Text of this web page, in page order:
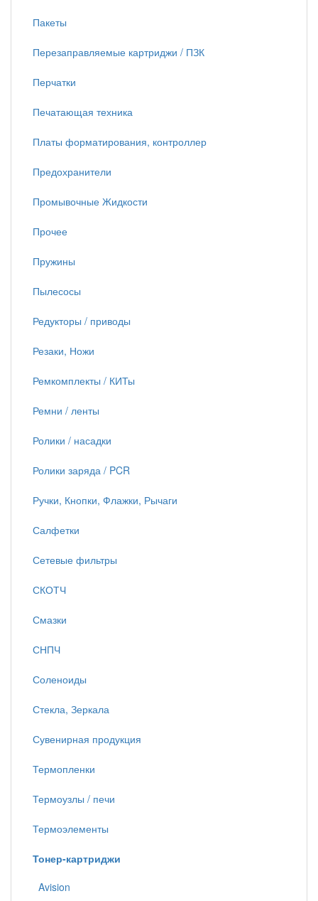
Пакеты
Перезаправляемые картриджи / ПЗК
Перчатки
Печатающая техника
Платы форматирования, контроллер
Предохранители
Промывочные Жидкости
Прочее
Пружины
Пылесосы
Редукторы / приводы
Резаки, Ножи
Ремкомплекты / КИТы
Ремни / ленты
Ролики / насадки
Ролики заряда / PCR
Ручки, Кнопки, Флажки, Рычаги
Салфетки
Сетевые фильтры
СКОТЧ
Смазки
СНПЧ
Соленоиды
Стекла, Зеркала
Сувенирная продукция
Термопленки
Термоузлы / печи
Термоэлементы
Тонер-картриджи
Avision